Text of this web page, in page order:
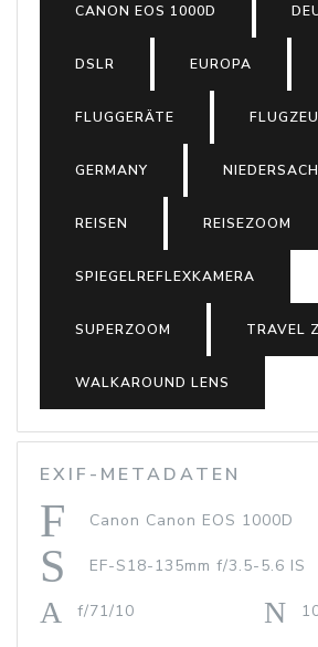
CANON EOS 1000D
DSLR EUROPA
FLUGGERÄTE
GERMANY
REISEN REISEZOOM
SPIEGELREFLEXKAMERA
SUPERZOOM TRAVEL
WALKAROUND LENS
EXIF-METADATEN
Canon Canon EOS 1000D
EF-S18-135mm f/3.5-5.6 IS
f/71/10